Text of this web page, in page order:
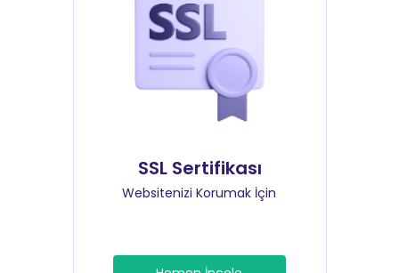
SSL Sertifikası
Websitenizi Korumak İçin